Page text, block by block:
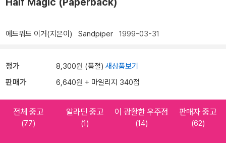
에드워드 이거(지은이) Sandpiper 1999-03-31
정가 8,300원 (품절) 새상품보기
판매가 6,640원 + 마일리지 340점
전체 중고
(77)
알라딘 중고
(1)
이 광활한 우주점
(14)
판매자 중고
(62)